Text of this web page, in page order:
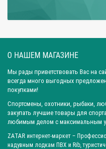
Все рым-буксиры,
эксплуатации и года выпуска.
Буксир желательно
Очень важно правильно
Оптимально
для лодок ПВХ стоит
Похожее предложение в этой
О НАШЕМ МАГАЗИНЕ
Мы рады приветствовать Вас на
всегда много выгодных
покупками!
Спортсмены, охотники, рыбаки,
закупать лучшие товары для
любимым делом с максимальным
ZATAR интернет-маркет –
надувным лодкам ПВХ и Rib,